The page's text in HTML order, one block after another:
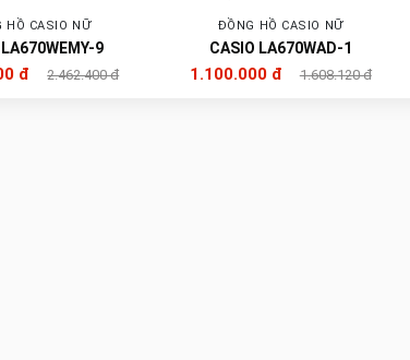
HỒ CASIO NỮ
9
đ 2.462.400 đ
ĐỒNG HỒ CASIO NỮ
CASIO LA670WAD-1
1.100.000 đ 1.608.120 đ